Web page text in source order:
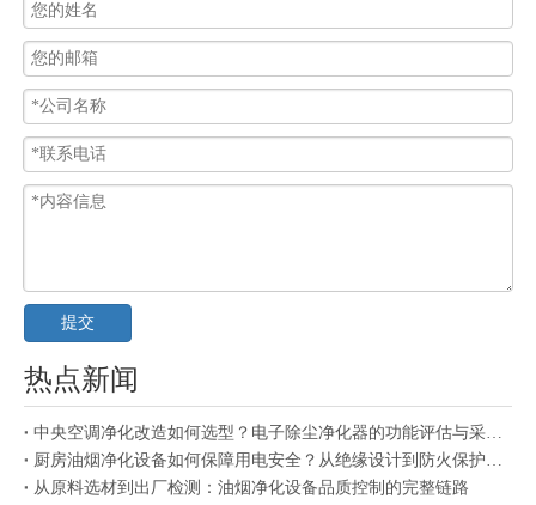
提交
热点新闻
中央空调净化改造如何选型？电子除尘净化器的功能评估与采购参考
厨房油烟净化设备如何保障用电安全？从绝缘设计到防火保护的机制解析
从原料选材到出厂检测：油烟净化设备品质控制的完整链路